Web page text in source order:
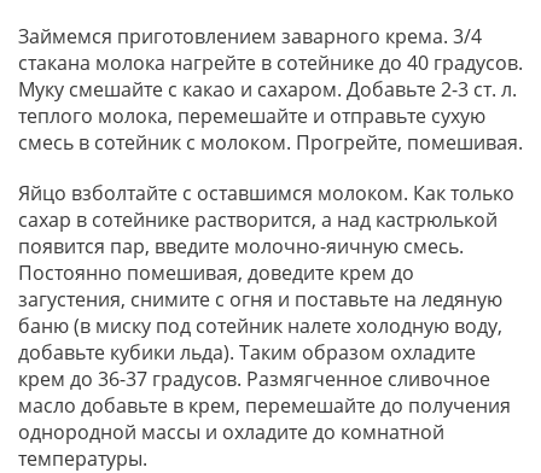
Займемся приготовлением заварного крема. 3/4
стакана молока нагрейте в сотейнике до 40 градусов.
Муку смешайте с какао и сахаром. Добавьте 2-3 ст. л.
теплого молока, перемешайте и отправьте сухую
смесь в сотейник с молоком. Прогрейте, помешивая.
Яйцо взболтайте с оставшимся молоком. Как только
сахар в сотейнике растворится, а над кастрюлькой
появится пар, введите молочно-яичную смесь.
Постоянно помешивая, доведите крем до
загустения, снимите с огня и поставьте на ледяную
баню (в миску под сотейник налете холодную воду,
добавьте кубики льда). Таким образом охладите
крем до 36-37 градусов. Размягченное сливочное
масло добавьте в крем, перемешайте до получения
однородной массы и охладите до комнатной
температуры.